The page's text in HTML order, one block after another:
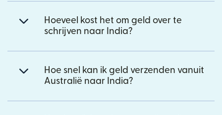
Hoeveel kost het om geld over te
schrijven naar India?
Hoe snel kan ik geld verzenden vanuit
Australië naar India?